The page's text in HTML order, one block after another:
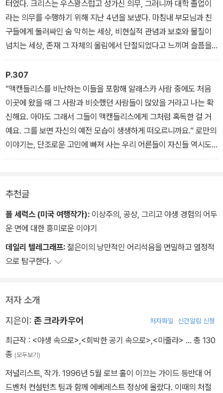
터였다. 크리스는 우스꽝스럽고 성가신 의무, 그러니까 대학 졸업이
라는 의무를 수행하기 위해 지난 4년을 보냈다. 마침내 부모님과 친
구들에게 둘러싸인 숨 막히는 세상, 비현실적 관념과 보호와 물질이
넘치는 세상, 존재 그 자체의 울림에서 단절되었다고 느끼며 슬픔을
맛봐야 하는 세상에서 해방된 것이다. 애틀랜타의 서쪽으로 차를 몰
면서 크리스 맥캔들리스는 자신을 위해 전혀 새로운 삶, 여과되지 않
은 경험을 마음껏 누릴 수 있는 삶을 만들어가기로 했다. 이전의 삶과
완전히 단절되었음을 상징하기 위해 이름도 새로 지었다. 이제 더는
크리스 맥캔들리스라는 이름에 대답하지 않기로 했다. 이제부터는 알
렉산더 슈퍼트램프, 자신의 운명을 거머쥔 주인이었다.
P.307
“맥캔들리스를 비난하는 이들을 포함해 알래스카 사람 중에도 처음
이곳에 왔을 때 그 사람과 비슷했던 사람들이 많았을 거라고 나는 확
신해요. 아마도 그래서 그들이 맥캔들리스에게 그처럼 혹독한 걸 거
예요. 그를 보면 자신의 예전 모습이 생생하게 떠오르니까요.” 로만의
이야기는, 단조로운 고민에 빠져 사는 우리 어른들이 자신들 역시도
한때는 젊음의 열정과 갈망에 흔들렸다는 걸 좀처럼 기억하지 못한다
들의 비상하는 영혼을 알지 못해요. 우리 모두가 에버렛을 제대로 이
해하지 못한 것 같아요.”
추천글
폴 세럭스 (미국 여행작가): 이상주의, 공상, 그리고 야생 경험의 어두
운 면에 대한 흥미로운 이야기
데일리 텔레그래프: 젊은이의 낭만적인 어리석음을 면밀하고 열정적
으로 탐구한다.
저자 소개
지은이: 존 크라카우어 저자파일 신간알림 신청
최근작 : <야생 속으로>,<희박한 공기 속으로>,<미줄라> … 총 130
종 (모두보기)
저널리스트, 작가. 1996년 5월 로브 홀이 이끄는 가이드 등반대 어
드벤처 컨설턴츠 팀과 함께 에베레스트 정상에 올랐다. 이때의 처절